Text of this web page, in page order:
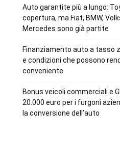
Auto garantite più a lungo:
copertura, ma Fiat, BMW,
Mercedes sono già partite
Finanziamento auto a tasso
e condizioni che possono
conveniente
Bonus veicoli commerciali e
20.000 euro per i furgoni
la conversione dell’auto